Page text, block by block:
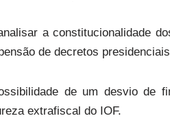
a constitucionalidade
de decretos
de um desvio de
extrafiscal do IOF.